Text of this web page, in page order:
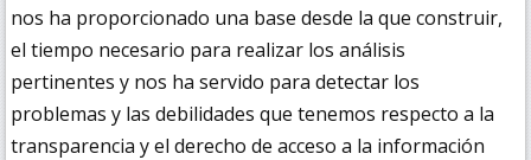
nos ha proporcionado una base desde la que construir,
el tiempo necesario para realizar los análisis
pertinentes y nos ha servido para detectar los
problemas y las debilidades que tenemos respecto a la
transparencia y el derecho de acceso a la información